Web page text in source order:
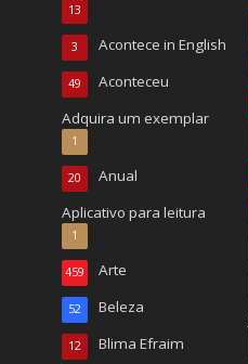
13
Acontece in English
3
Aconteceu
49
Adquira um exemplar
1
Anual
20
Aplicativo para leitura
1
Arte
459
Beleza
52
Blima Efraim
12